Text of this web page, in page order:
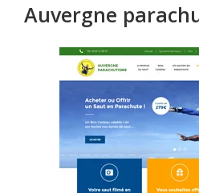
Auvergne